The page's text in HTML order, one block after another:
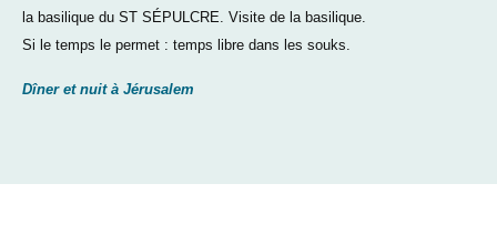
la basilique du ST SÉPULCRE. Visite de la basilique.
Si le temps le permet : temps libre dans les souks.
Dîner et nuit à Jérusalem